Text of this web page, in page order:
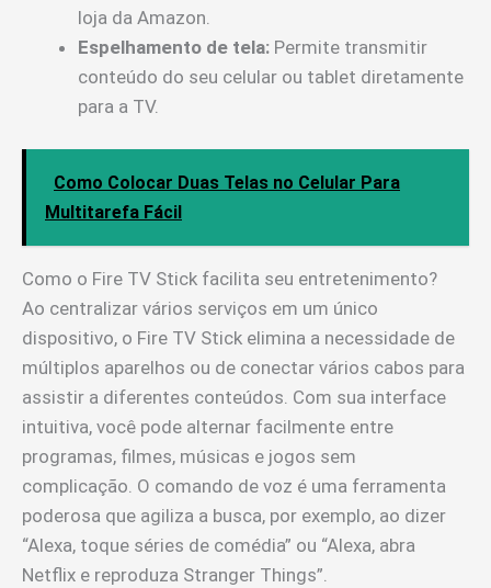
loja da Amazon.
Espelhamento de tela: Permite transmitir
conteúdo do seu celular ou tablet diretamente
para a TV.
Como Colocar Duas Telas no Celular Para
Multitarefa Fácil
Como o Fire TV Stick facilita seu entretenimento?
Ao centralizar vários serviços em um único
dispositivo, o Fire TV Stick elimina a necessidade de
múltiplos aparelhos ou de conectar vários cabos para
assistir a diferentes conteúdos. Com sua interface
intuitiva, você pode alternar facilmente entre
programas, filmes, músicas e jogos sem
complicação. O comando de voz é uma ferramenta
poderosa que agiliza a busca, por exemplo, ao dizer
“Alexa, toque séries de comédia” ou “Alexa, abra
Netflix e reproduza Stranger Things”.